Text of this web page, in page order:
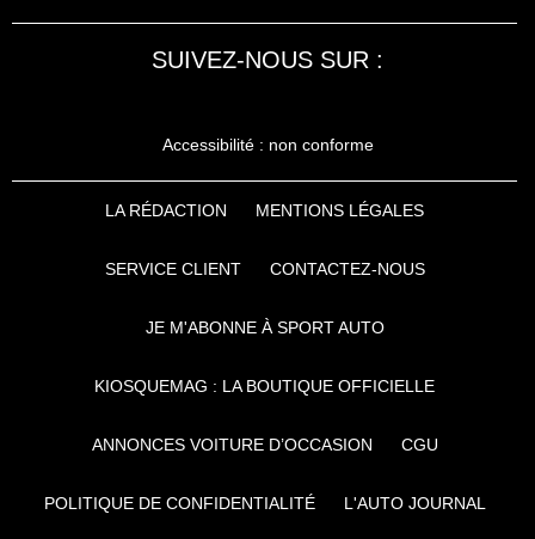
SUIVEZ-NOUS SUR :
Accessibilité : non conforme
LA RÉDACTION MENTIONS LÉGALES
SERVICE CLIENT CONTACTEZ-NOUS
JE M'ABONNE À SPORT AUTO
KIOSQUEMAG : LA BOUTIQUE OFFICIELLE
ANNONCES VOITURE D’OCCASION CGU
POLITIQUE DE CONFIDENTIALITÉ L'AUTO JOURNAL